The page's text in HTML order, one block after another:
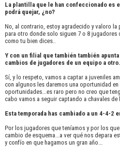
La plantilla que le han confeccionado es
podrá quejar, ¿no?
No, al contrario, estoy agradecido y valoro la
para otro donde solo siguen 7 o 8 jugadores
como tu bien dices..
Y con un filial que también también
cambios de jugadores de un equipo a
Sí, y lo respeto, vamos a captar a juveniles
con algunos les daremos una oportunidad
oportunidades...es raro pero no creo que
cabo vamos a seguir captando a chavales de
Esta temporada has cambiado a un 4-4-2
Por los jugadores que teníamos y por los
cambio de esquema...a ver qué nos depara
y confío en que hagamos un gran año...